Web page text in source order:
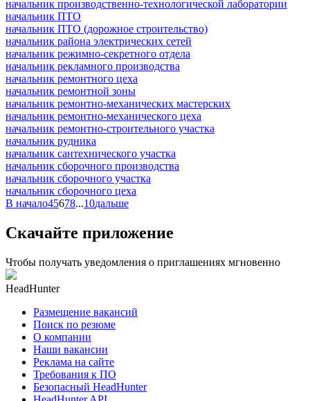
начальник производственно-технологической лаборатории
начальник ПТО
начальник ПТО (дорожное строительство)
начальник района электрических сетей
начальник режимно-секретного отдела
начальник рекламного производства
начальник ремонтного цеха
начальник ремонтной зоны
начальник ремонтно-механических мастерских
начальник ремонтно-механического цеха
начальник ремонтно-строительного участка
начальник рудника
начальник сантехнического участка
начальник сборочного производства
начальник сборочного участка
начальник сборочного цеха
В начало45678...10дальше
Скачайте приложение
Чтобы получать уведомления о приглашениях мгновенно
HeadHunter
Размещение вакансий
Поиск по резюме
О компании
Наши вакансии
Реклама на сайте
Требования к ПО
Безопасный HeadHunter